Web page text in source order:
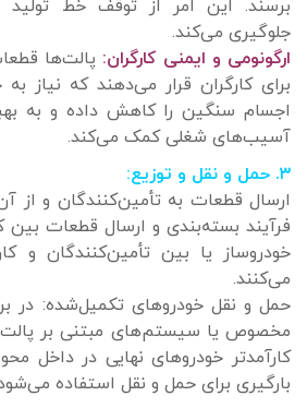
برسند. این امر از توقف خط تولید
جلوگیری می‌کند.
ارگونومی و ایمنی کارگران: پالت‌ها
برای کارگران قرار می‌دهند که نیاز
اجسام سنگین را کاهش داده و به
آسیب‌های شغلی کمک می‌کند.
۳. حمل و نقل و توزیع:
ارسال قطعات به تأمین‌کنندگان و از
فرآیند بسته‌بندی و ارسال قطعات
خودروساز یا بین تأمین‌کنندگان و
می‌کنند.
حمل و نقل خودروهای تکمیل‌شده: در
مخصوص یا سیستم‌های مبتنی بر پالت
کارآمدتر خودروهای نهایی در داخل
بارگیری برای حمل و نقل استفاده